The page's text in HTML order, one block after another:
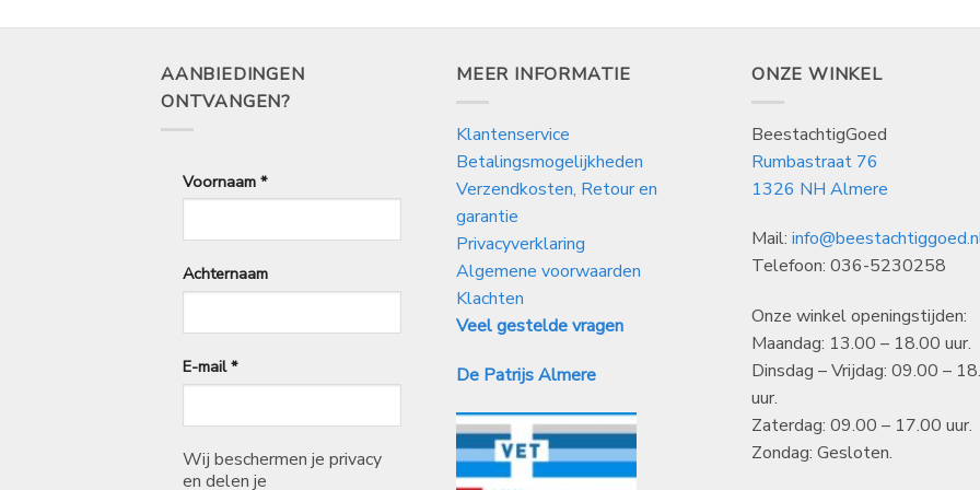
AANBIEDINGEN
ONTVANGEN?
Voornaam *
Achternaam
E-mail*
Wij beschermen je privacy
en delen je
MEER INFORMATIE
Klantenservice
Betalingsmogelijkheden
Verzendkosten, Retour en
garantie
Privacyverklaring
Algemene voorwaarden
Klachten
Veel gestelde vragen
De Patrijs Almere
ONZE WINKEL
BeestachtigGoed
Rumbastraat 76
1326 NH Almere
Mail:
Telefoon: 036-5230258
Onze winkel openingstijden:
Maandag: 13.00 – 18.00 uur.
Dinsdag – Vrijdag: 09.00 –
uur.
Zaterdag: 09.00 – 17.00 uur.
Zondag: Gesloten.